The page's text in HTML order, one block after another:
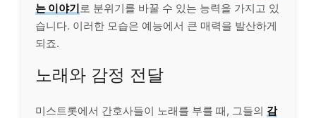
는 이야기로 분위기를 바꿀 수 있는 능력을 가지고 있
습니다. 이러한 모습은 예능에서 큰 매력을 발산하게
되죠.
노래와 감정 전달
미스트롯에서 간호사들이 노래를 부를 때, 그들의 감